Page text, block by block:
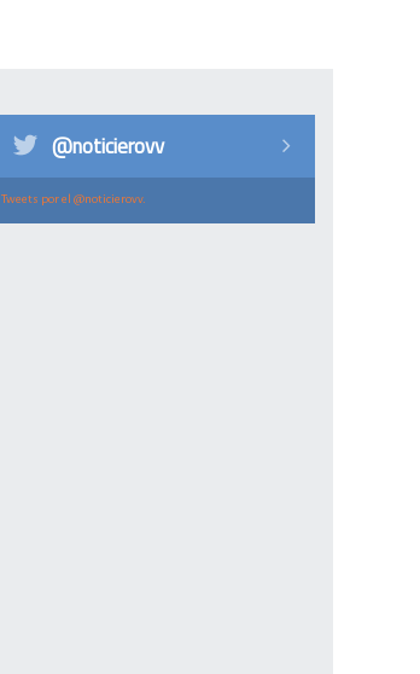
@noticierovv
Tweets por el @noticierovv.